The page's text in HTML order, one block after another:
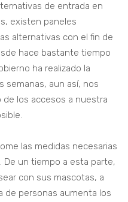
de entrada en
existen paneles
alternativas con el fin de
hace bastante tiempo
ha realizado la
semanas, aun así, nos
los accesos a nuestra
las medidas necesarias
De un tiempo a esta parte,
con sus mascotas, a
de personas aumenta los